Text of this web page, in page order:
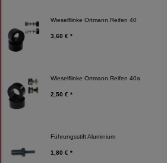
Wieselflinke Ortmann Reifen 40
3,60 € *
Wieselflinke Ortmann Reifen 40a
2,50 € *
Führungsstift Aluminium
1,80 € *